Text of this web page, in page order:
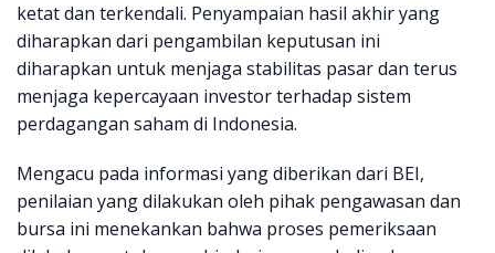
ketat dan terkendali. Penyampaian hasil akhir yang
diharapkan dari pengambilan keputusan ini
diharapkan untuk menjaga stabilitas pasar dan terus
menjaga kepercayaan investor terhadap sistem
perdagangan saham di Indonesia.
Mengacu pada informasi yang diberikan dari BEI,
penilaian yang dilakukan oleh pihak pengawasan dan
bursa ini menekankan bahwa proses pemeriksaan